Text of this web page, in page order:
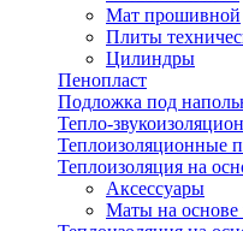
Мат прошивной
Плиты
Цилиндры
Пенопласт
Подложка под
Тепло-
Теплоизоляционные
Теплоизоляция на
Аксессуары
Маты на основе